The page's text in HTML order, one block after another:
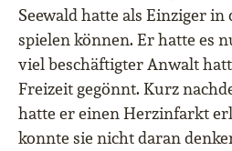
Seewald hatte als Einziger
spielen können. Er hatte es
viel beschäftigter Anwalt
Freizeit gegönnt. Kurz
hatte er einen Herzinfarkt
konnte sie nicht daran